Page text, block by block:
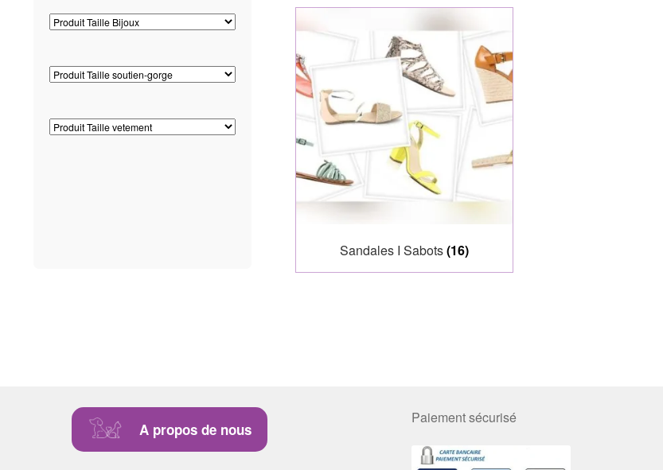
Sandales I Sabots(16)
A propos de nous
Paiement sécurisé